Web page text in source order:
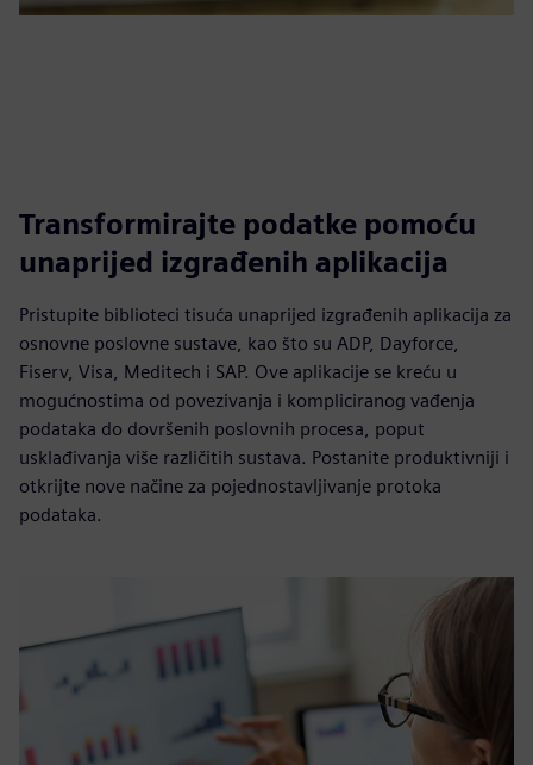
Transformirajte podatke pomoću
unaprijed izgrađenih aplikacija
Pristupite biblioteci tisuća unaprijed izgrađenih aplikacija za
osnovne poslovne sustave, kao što su ADP, Dayforce,
Fiserv, Visa, Meditech i SAP. Ove aplikacije se kreću u
mogućnostima od povezivanja i kompliciranog vađenja
podataka do dovršenih poslovnih procesa, poput
usklađivanja više različitih sustava. Postanite produktivniji i
otkrijte nove načine za pojednostavljivanje protoka
podataka.